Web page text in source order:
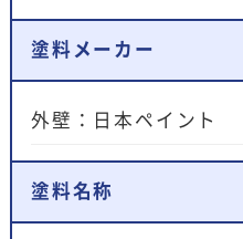
塗料メーカー
外壁：日本ペイント
塗料名称